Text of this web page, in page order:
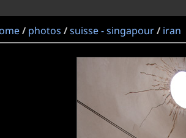
/ photos / suisse - singapour / iran